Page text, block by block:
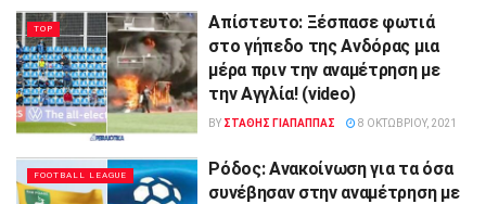
TOP
Απίστευτο: Ξέσπασε φωτιά
στο γήπεδο της Ανδόρας μια
μέρα πριν την αναμέτρηση με
την Αγγλία! (video)
BY ΣΤΑΘΗΣ ΓΊΑΠΑΠΠΑΣ 8 ΟΚΤΩΒΡΊΟΥ, 2021
FOOTBALL LEAGUE
Ρόδος: Ανακοίνωση για τα όσα
συνέβησαν στην αναμέτρηση με